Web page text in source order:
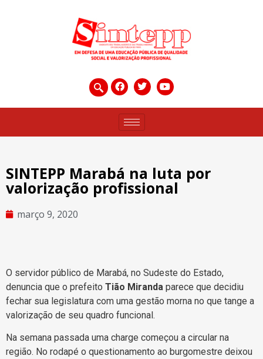
SINTEPP Marabá na luta por
valorização profissional
março 9, 2020
O servidor público de Marabá, no Sudeste do Estado,
denuncia que o prefeito Tião Miranda parece que decidiu
fechar sua legislatura com uma gestão morna no que tange a
valorização de seu quadro funcional.
Na semana passada uma charge começou a circular na
região. No rodapé o questionamento ao burgomestre deixou